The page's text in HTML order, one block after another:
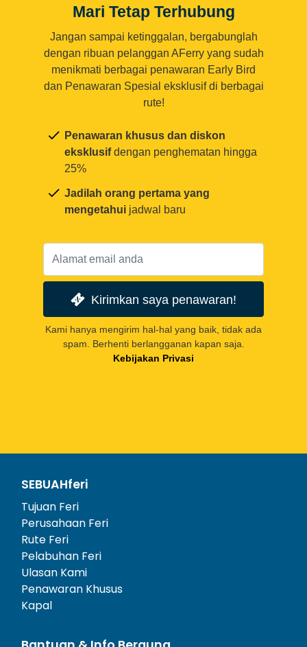
Mari Tetap Terhubung
Jangan sampai ketinggalan, bergabunglah
dengan ribuan pelanggan AFerry yang sudah
menikmati berbagai penawaran Early Bird
dan Penawaran Spesial eksklusif di berbagai
rute!
Penawaran khusus dan diskon
eksklusifdengan penghematan hingga
25%
Jadilah orang pertama yang
mengetahui jadwal baru
Kirimkan saya penawaran!
Kami hanya mengirim hal-hal yang baik, tidak ada
spam. Berhenti berlangganan kapan saja.
Kebijakan Privasi
SEBUAHferi
Tujuan Feri
Perusahaan Feri
Rute Feri
Pelabuhan Feri
Ulasan Kami
Penawaran Khusus
Kapal